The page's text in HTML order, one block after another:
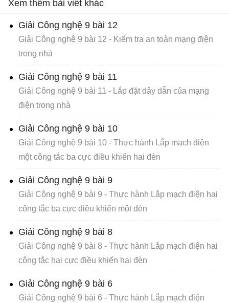
Xem thêm bài viết khác
Giải Công nghệ 9 bài 12
Giải Công nghệ 9 bài 12 - Kiểm tra an toàn mạng điện
trong nhà
Giải Công nghệ 9 bài 11
Giải Công nghệ 9 bài 11 - Lắp đặt dây dẫn của mạng
điện trong nhà
Giải Công nghệ 9 bài 10
Giải Công nghệ 9 bài 10 - Thực hành Lắp mạch điện
một công tắc ba cực điều khiển hai đèn
Giải Công nghệ 9 bài 9
Giải Công nghệ 9 bài 9 - Thực hành Lắp mạch điện hai
công tắc ba cực điều khiển một đèn
Giải Công nghệ 9 bài 8
Giải Công nghệ 9 bài 8 - Thực hành Lắp mạch điện hai
công tắc hai cực điều khiển hai đèn
Giải Công nghệ 9 bài 6
Giải Công nghệ 9 bài 6 - Thực hành Lắp mạch điện